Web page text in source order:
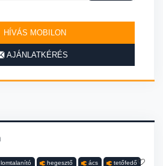
HÍVÁS MOBILON
AJÁNLATKÉRÉS
lomtalanító hegesztő ács tetőfedő